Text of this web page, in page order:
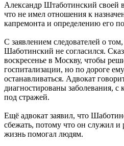
Александр Штаботинский своей
что не имел отношения к
капремонта и определению его
С заявлением следователей о
Шаботинский не согласился.
воскресенье в Москву, чтобы
госпитализации, но по дороге
останавливаться. Адвокат
диагностированы заболевания, с
под стражей.
Ещё адвокат заявил, что
сбежать, потому что он служил и
жизнь помогал людям.